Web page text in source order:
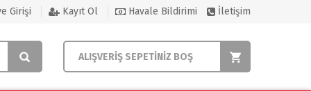
Girişi Kayıt Ol Havale Bildirimi İletişim
ALIŞVERİŞ SEPETİNİZ BOŞ